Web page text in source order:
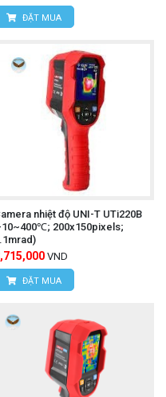
ĐẶT MUA
nhiệt độ UNI-T UTi220B
200x150pixels;
VND
ĐẶT MUA